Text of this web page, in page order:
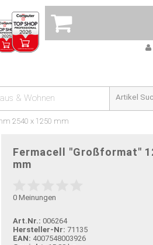
& Wohnen
2540 x 1250 mm
Fermacell "Großformat"
mm
0 Meinungen
Art.Nr.: 006264
Hersteller-Nr: 71135
EAN: 4007548003926